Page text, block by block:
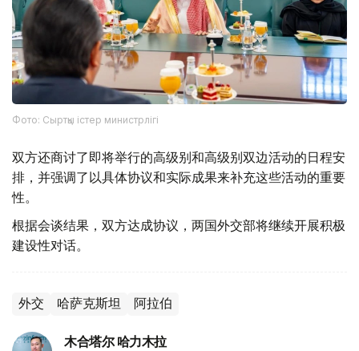
Фото: Сыртқы істер министрлігі
双方还商讨了即将举行的高级别和高级别双边活动的日程安
排，并强调了以具体协议和实际成果来补充这些活动的重要
性。
根据会谈结果，双方达成协议，两国外交部将继续开展积极
建设性对话。
外交 哈萨克斯坦 阿拉伯
木合塔尔 哈力木拉